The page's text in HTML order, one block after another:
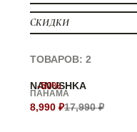
СКИДКИ
ТОВАРОВ: 2
-50%
NANUSHKA
ПАНАМА
8,990 ₽17,990 ₽